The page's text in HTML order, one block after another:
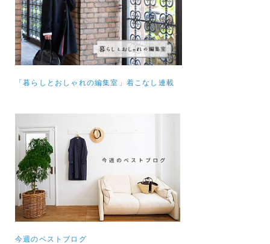
「暮らしとおしゃれの編集室」着こなし連載
今週のベストブログ